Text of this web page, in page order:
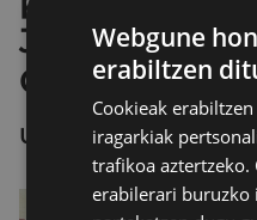
Jose Mari
Oroimenez
UNTZAGA
Webgune
erabiltzen
Cookieak
iragarkiak
trafikoa aztertzeko.
erabilerari buruzko